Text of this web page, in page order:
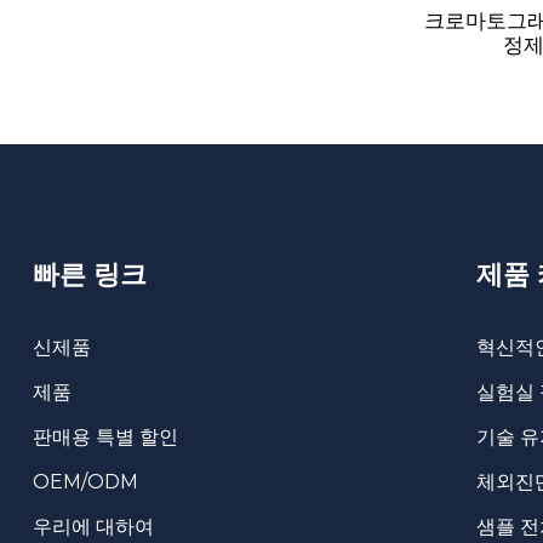
크로마토그
정
빠른 링크
신제품
제품
판매용 특별 할인
OEM/ODM
우리에 대하여
제품
혁신적
실험실
기술
체외진
샘플